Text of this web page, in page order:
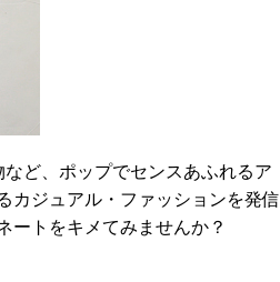
ど、ポップでセンスあふれるア
カジュアル・ファッションを発信
ートをキメてみませんか？